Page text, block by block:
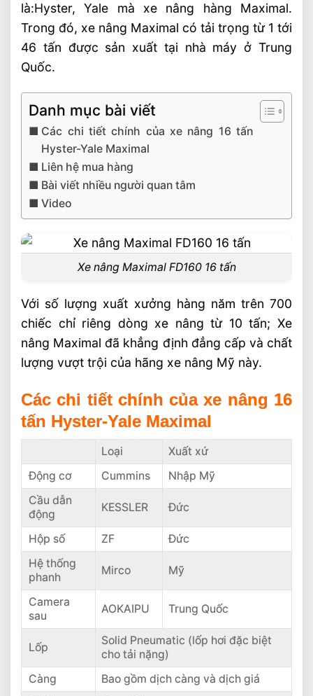
là:Hyster, Yale mà xe nâng hàng Maximal.
Trong đó, xe nâng Maximal có tải trọng từ 1 tới
46 tấn được sản xuất tại nhà máy ở Trung
Quốc.
Danh mục bài viết
Các chi tiết chính của xe nâng 16 tấn
Hyster-Yale Maximal
Liên hệ mua hàng
Bài viết nhiều người quan tâm
Video
Xe nâng Maximal FD160 16 tấn
Với số lượng xuất xưởng hàng năm trên 700
chiếc chỉ riêng dòng xe nâng từ 10 tấn; Xe
nâng Maximal đã khẳng định đẳng cấp và chất
lượng vượt trội của hãng xe nâng Mỹ này.
Các chi tiết chính của xe nâng 16
tấn Hyster-Yale Maximal
Loại
Xuất xứ
Động cơ
Cummins
Nhập Mỹ
Cầu dẫn
động
KESSLER Đức
Hộp số ZF
Đức
Hệ thống
phanh
Mirco Mỹ
Camera
sau
AOKAIPU Trung Quốc
Lốp
Solid Pneumatic (lốp hơi đặc biệt
cho tải nặng)
Càng
Bao gồm dịch càng và dịch giá